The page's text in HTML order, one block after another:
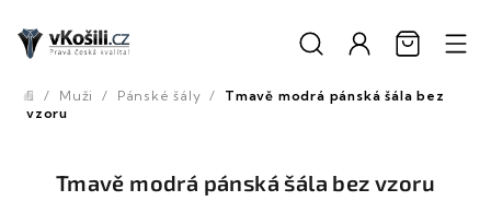
obsah
Domů
/ Muži / Pánské šály /
Tmavě modrá pánská šála bez
vzoru
Tmavě modrá pánská šála bez vzoru